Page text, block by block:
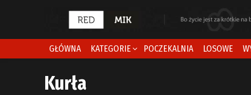
GŁÓWNA KATEGORIE POCZEKALNIA LOSOWE
Kurła